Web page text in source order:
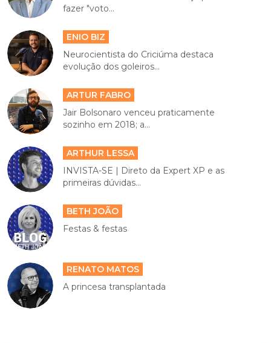
fazer "voto...
ENIO BIZ
Neurocientista do Criciúma destaca
evolução dos goleiros...
ARTUR FABRO
Jair Bolsonaro venceu praticamente
sozinho em 2018; a...
ARTHUR LESSA
INVISTA-SE | Direto da Expert XP e as
primeiras dúvidas...
BETH JOÃO
Festas & festas
RENATO MATOS
A princesa transplantada